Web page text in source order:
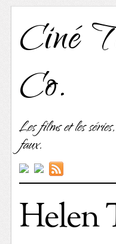
Ciné
Co.
Les films et les
faux.
Helen